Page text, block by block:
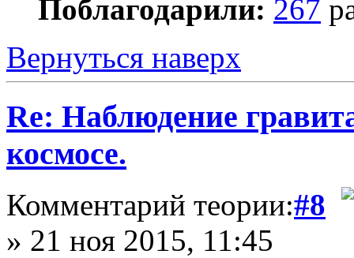
Поблагодарили: 267
Вернуться наверх
Re: Наблюдение
космосе.
Комментарий теории:#8
» 21 ноя 2015, 11:45